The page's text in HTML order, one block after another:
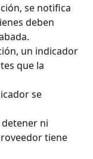
se notifica
deben
un indicador
que la
se
detener ni
tiene